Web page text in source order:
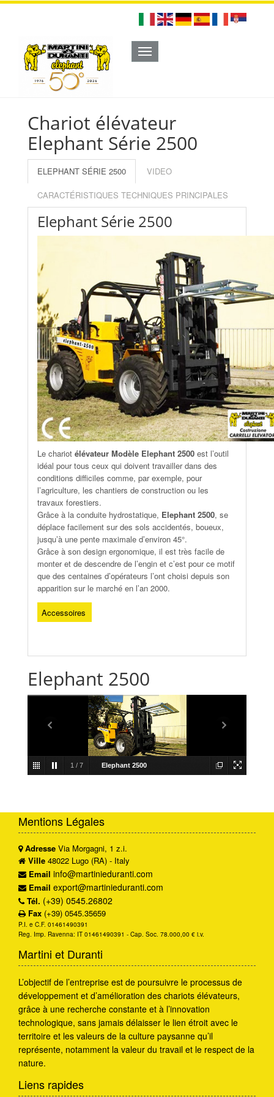
Toggle
navigation
Chariot élévateur
Elephant Série 2500
ELEPHANT SÉRIE 2500 VIDEO
CARACTÉRISTIQUES TECHNIQUES PRINCIPALES
Elephant Série 2500
Le chariot élévateur Modèle Elephant 2500 est l’outil
idéal pour tous ceux qui doivent travailler dans des
conditions difficiles comme, par exemple, pour
l’agriculture, les chantiers de construction ou les
travaux forestiers.
Grâce à la conduite hydrostatique, Elephant 2500, se
déplace facilement sur des sols accidentés, boueux,
jusqu’à une pente maximale d’environ 45°.
Grâce à son design ergonomique, il est très facile de
monter et de descendre de l’engin et c’est pour ce motif
que des centaines d’opérateurs l’ont choisi depuis son
apparition sur le marché en l’an 2000.
Accessoires
Elephant 2500
1 / 7 Elephant 2500
Mentions Légales
Adresse Via Morgagni, 1 z.i.
Ville 48022 Lugo (RA) - Italy
Email info@martinieduranti.com
Email export@martinieduranti.com
Tél. (+39) 0545.26802
Fax (+39) 0545.35659
P.I. e C.F. 01461490391
Reg. Imp. Ravenna: IT 01461490391 - Cap. Soc. 78.000,00 € i.v.
Martini et Duranti
L’objectif de l’entreprise est de poursuivre le processus de
développement et d’amélioration des chariots élévateurs,
grâce à une recherche constante et à l’innovation
technologique, sans jamais délaisser le lien étroit avec le
territoire et les valeurs de la culture paysanne qu’il
représente, notamment la valeur du travail et le respect de la
nature.
Liens rapides